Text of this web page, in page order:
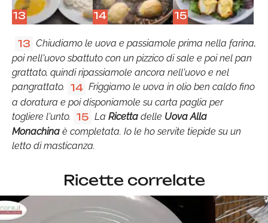
13 14 15
13 Chiudiamo le uova e passiamole prima nella farina,
poi nell'uovo sbattuto con un pizzico di sale e poi nel pan
grattato, quindi ripassiamole ancora nell'uovo e nel
pangrattato. 14 Friggiamo le uova in olio ben caldo fino
a doratura e poi disponiamole su carta paglia per
togliere l'unto. 15 La Ricetta delle Uova Alla
Monachina è completata. Io le ho servite tiepide su un
letto di masticanza.
Ricette correlate